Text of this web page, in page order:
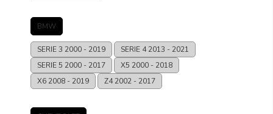
BMW
SERIE 3 2000 - 2019 SERIE 42013 - 2021
SERIE 5 2000 - 2017 X5 2000 - 2018
X6 2008 - 2019 Z42002 - 2017